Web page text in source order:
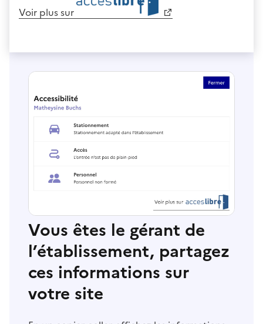
Voir plus sur
Vous êtes le gérant de
l’établissement, partagez
ces informations sur
votre site